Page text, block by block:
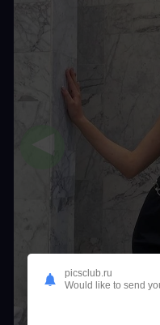
picsclub.ru
Would like to send